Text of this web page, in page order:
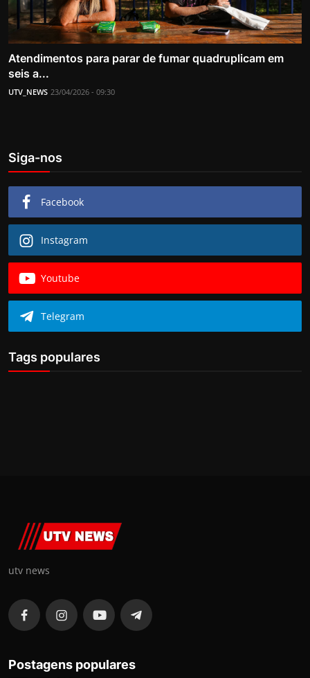
Atendimentos para parar de fumar quadruplicam em
seis a...
UTV_NEWS 23/04/2026 - 09:30
Siga-nos
Facebook
Instagram
Youtube
Telegram
Tags populares
utv news
Postagens populares